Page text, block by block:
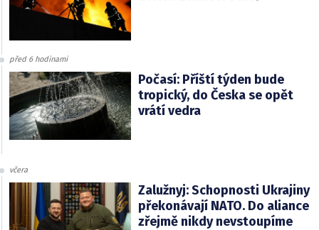
před 6 hodinami
Počasí: Příští týden bude
tropický, do Česka se opět
vrátí vedra
včera
Zalužnyj: Schopnosti Ukrajiny
překonávají NATO. Do aliance
zřejmě nikdy nevstoupíme